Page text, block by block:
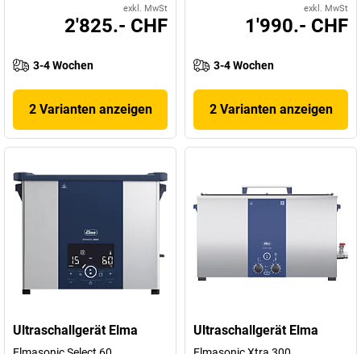
exkl. MwSt
2'825.- CHF
3-4 Wochen
2 Varianten anzeigen
exkl. MwSt
1'990.- CHF
3-4 Wochen
2 Varianten anzeigen
Ultraschallgerät Elma Ultraschallgerät Elma